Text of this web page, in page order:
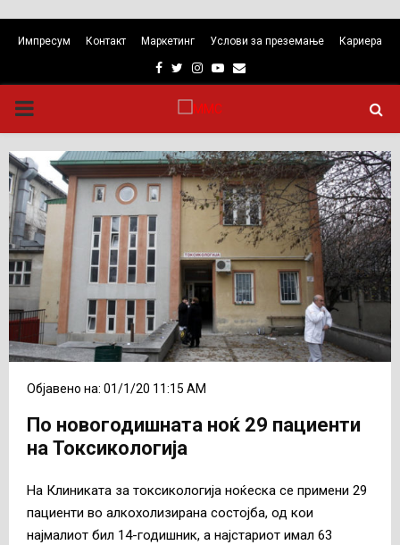
Импресум Контакт Маркетинг Услови за преземање Кариера
Facebook
TwitterInstagram
Youtube
Email
PRIMARY
MENU
Објавено на: 01/1/20 11:15 AM
По новогодишната ноќ 29 пациенти
на Токсикологија
На Клиниката за токсикологија ноќеска се примени 29
пациенти во алкохолизирана состојба, од кои
најмалиот бил 14-годишник, а најстариот имал 63